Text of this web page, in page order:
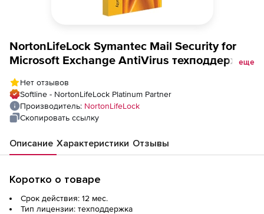
NortonLifeLock Symantec Mail Security for
Microsoft Exchange AntiVirus техподдержка
Количество пользователей
еще
Нет отзывов
Softline - NortonLifeLock Platinum Partner
Производитель: NortonLifeLock
Скопировать ссылку
Описание Характеристики Отзывы
Коротко о товаре
Срок действия: 12 мес.
Тип лицензии: техподдержка